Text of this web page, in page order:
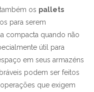
os pallets
para serem
compacta quando não
útil para
em seus armazéns
podem ser feitos
que exigem